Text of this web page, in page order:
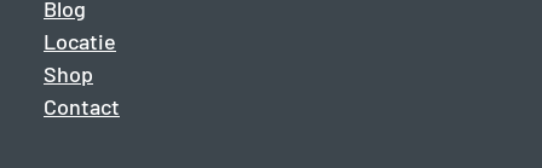
Blog
Locatie
Shop
Contact